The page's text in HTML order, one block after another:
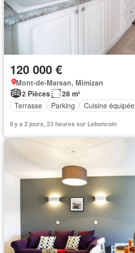
120 000 €
Mont-de-Marsan, Mimizan
2 Pièces
28 m²
Terrasse
Parking Cuisine équipée
Il y a 2 jours, 23 heures sur Leboncoin